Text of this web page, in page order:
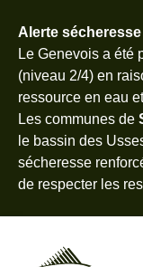
Alerte sécheresse
Le Genevois a été
(niveau 2/4) en
ressource en eau
Les communes de
le bassin des
sécheresse
de respecter les